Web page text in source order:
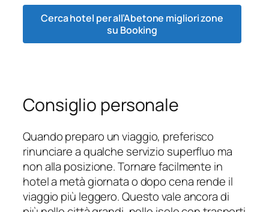
Cerca hotel per all’Abetone migliori zone
su Booking
Consiglio personale
Quando preparo un viaggio, preferisco
rinunciare a qualche servizio superfluo ma
non alla posizione. Tornare facilmente in
hotel a metà giornata o dopo cena rende il
viaggio più leggero. Questo vale ancora di